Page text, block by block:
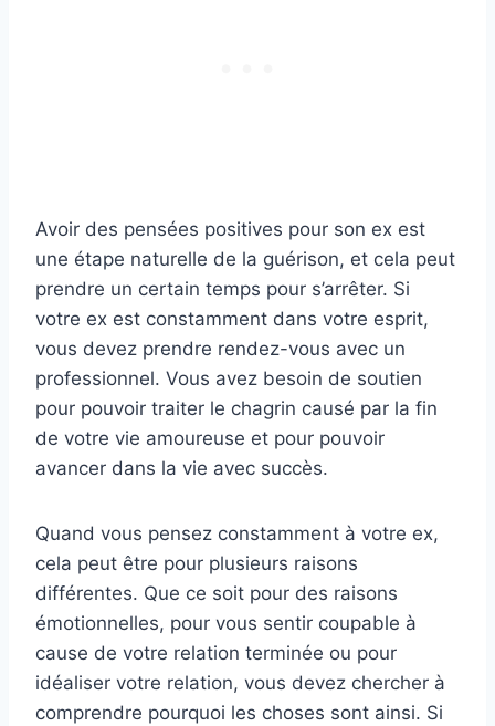
Avoir des pensées positives pour son ex est
une étape naturelle de la guérison, et cela peut
prendre un certain temps pour s’arrêter. Si
votre ex est constamment dans votre esprit,
vous devez prendre rendez-vous avec un
professionnel. Vous avez besoin de soutien
pour pouvoir traiter le chagrin causé par la fin
de votre vie amoureuse et pour pouvoir
avancer dans la vie avec succès.
Quand vous pensez constamment à votre ex,
cela peut être pour plusieurs raisons
différentes. Que ce soit pour des raisons
émotionnelles, pour vous sentir coupable à
cause de votre relation terminée ou pour
idéaliser votre relation, vous devez chercher à
comprendre pourquoi les choses sont ainsi. Si